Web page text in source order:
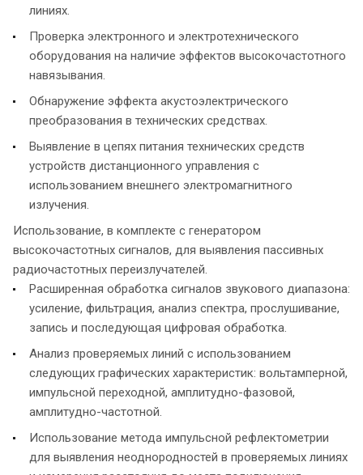
линиях.
Проверка электронного и электротехнического
оборудования на наличие эффектов высокочастотного
навязывания.
Обнаружение эффекта акустоэлектрического
преобразования в технических средствах.
Выявление в цепях питания технических средств
устройств дистанционного управления с
использованием внешнего электромагнитного
излучения.
Использование, в комплекте с генератором
высокочастотных сигналов, для выявления пассивных
радиочастотных переизлучателей.
Расширенная обработка сигналов звукового диапазона:
усиление, фильтрация, анализ спектра, прослушивание,
запись и последующая цифровая обработка.
Анализ проверяемых линий с использованием
следующих графических характеристик: вольтамперной,
импульсной переходной, амплитудно-фазовой,
амплитудно-частотной.
Использование метода импульсной рефлектометрии
для выявления неоднородностей в проверяемых линиях